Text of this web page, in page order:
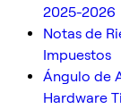
2025-2026
Notas de
Impuestos
Ángulo de
Hardware